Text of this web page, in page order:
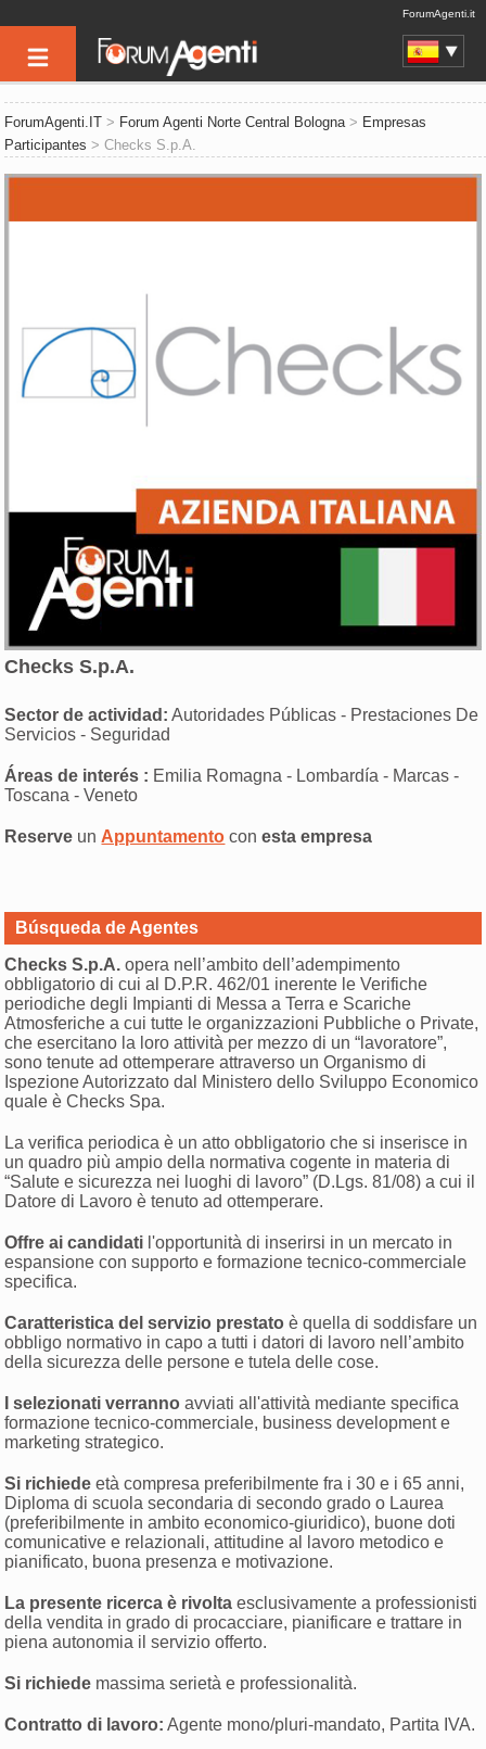
ForumAgenti.it
ForumAgenti.IT > Forum Agenti Norte Central Bologna> Empresas
Participantes > Checks S.p.A.
Checks S.p.A.
Sector de actividad: Autoridades Públicas - Prestaciones De
Servicios - Seguridad
Áreas de interés : Emilia Romagna - Lombardía - Marcas -
Toscana - Veneto
Reserve un Appuntamento conesta empresa
Búsqueda de Agentes
Checks S.p.A. opera nell’ambito dell’adempimento
obbligatorio di cui al D.P.R. 462/01 inerente le Verifiche
periodiche degli Impianti di Messa a Terra e Scariche
Atmosferiche a cui tutte le organizzazioni Pubbliche o Private,
che esercitano la loro attività per mezzo di un “lavoratore”,
sono tenute ad ottemperare attraverso un Organismo di
Ispezione Autorizzato dal Ministero dello Sviluppo Economico
quale è Checks Spa.
La verifica periodica è un atto obbligatorio che si inserisce in
un quadro più ampio della normativa cogente in materia di
“Salute e sicurezza nei luoghi di lavoro” (D.Lgs. 81/08) a cui il
Datore di Lavoro è tenuto ad ottemperare.
Offre ai candidati l'opportunità di inserirsi in un mercato in
espansione con supporto e formazione tecnico-commerciale
specifica.
Caratteristica del servizio prestato è quella di soddisfare un
obbligo normativo in capo a tutti i datori di lavoro nell’ambito
della sicurezza delle persone e tutela delle cose.
I selezionati verrannoavviati all'attività mediante specifica
formazione tecnico-commerciale, business development e
marketing strategico.
Si richiede età compresa preferibilmente fra i 30 e i 65 anni,
Diploma di scuola secondaria di secondo grado o Laurea
(preferibilmente in ambito economico-giuridico), buone doti
comunicative e relazionali, attitudine al lavoro metodico e
pianificato, buona presenza e motivazione.
La presente ricerca è rivolta esclusivamente a professionisti
della vendita in grado di procacciare, pianificare e trattare in
piena autonomia il servizio offerto.
Si richiede massima serietà e professionalità.
Contratto di lavoro: Agente mono/pluri-mandato, Partita IVA.